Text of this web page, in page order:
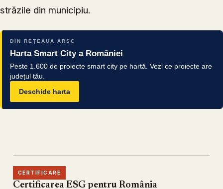
străzile din municipiu.
DIN REȚEAUA ARSC
Harta Smart City a României
Peste 1.600 de proiecte smart city pe hartă. Vezi ce proiecte are
județul tău.
Deschide harta
CERTIFICARE
Certificarea ESG pentru România